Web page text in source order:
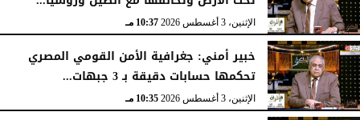
الإثنين، 3 أغسطس 2026 10:37 مـ
خبير أمني: جغرافية الأمن القومي المصري
تحكمها حسابات دقيقة بـ 3 جبهات...
الإثنين، 3 أغسطس 2026 10:35 مـ